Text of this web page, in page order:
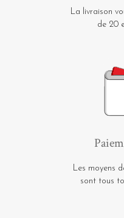
La livraison
de 20
Les moyens
sont tous